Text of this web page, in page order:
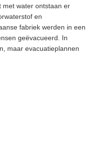
met water ontstaan er
en
fabriek werden in een
geëvacueerd. In
maar evacuatieplannen